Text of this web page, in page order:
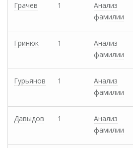
Грачев 1
Анализ
фамилии
Гринюк 1
Анализ
фамилии
Гурьянов 1
Анализ
фамилии
Давыдов 1
Анализ
фамилии